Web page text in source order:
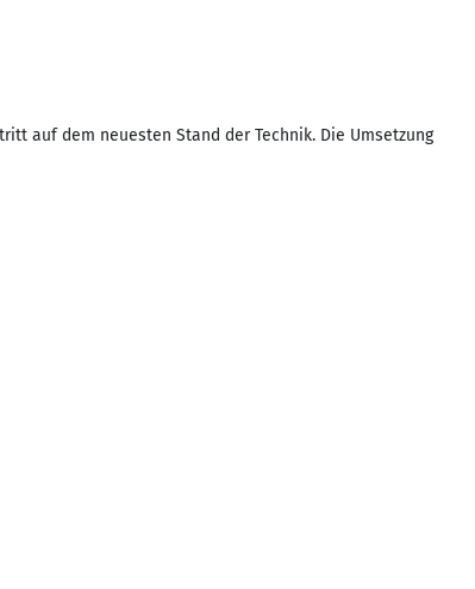
auf dem neuesten Stand der Technik. Die Umsetzung